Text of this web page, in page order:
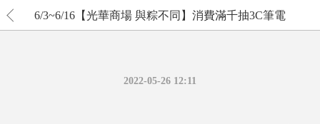
6/3~6/16【光華商場 與粽不同】消費滿千抽3C筆電
2022-05-26 12:11